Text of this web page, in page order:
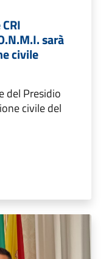
sarà
civile
del Presidio
civile del